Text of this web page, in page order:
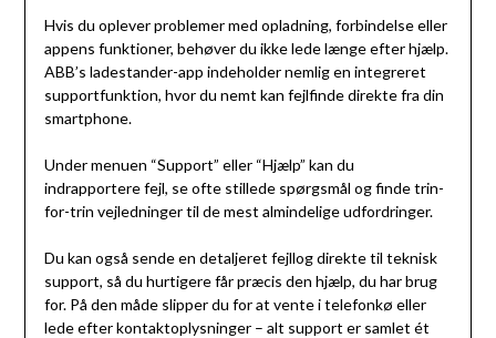
Hvis du oplever problemer med opladning, forbindelse eller
appens funktioner, behøver du ikke lede længe efter hjælp.
ABB’s ladestander-app indeholder nemlig en integreret
supportfunktion, hvor du nemt kan fejlfinde direkte fra din
smartphone.
Under menuen “Support” eller “Hjælp” kan du
indrapportere fejl, se ofte stillede spørgsmål og finde trin-
for-trin vejledninger til de mest almindelige udfordringer.
Du kan også sende en detaljeret fejllog direkte til teknisk
support, så du hurtigere får præcis den hjælp, du har brug
for. På den måde slipper du for at vente i telefonkø eller
lede efter kontaktoplysninger – alt support er samlet ét